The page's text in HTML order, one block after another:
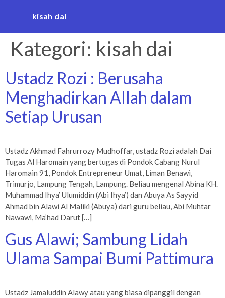
kisah dai
Kategori: kisah dai
Ustadz Rozi : Berusaha
Menghadirkan Allah dalam
Setiap Urusan
Ustadz Akhmad Fahrurrozy Mudhoffar, ustadz Rozi adalah Dai
Tugas Al Haromain yang bertugas di Pondok Cabang Nurul
Haromain 91, Pondok Entrepreneur Umat, Liman Benawi,
Trimurjo, Lampung Tengah, Lampung. Beliau mengenal Abina KH.
Muhammad Ihya’ Ulumiddin (Abi Ihya’) dan Abuya As Sayyid
Ahmad bin Alawi Al Maliki (Abuya) dari guru beliau, Abi Muhtar
Nawawi, Ma’had Darut […]
Gus Alawi; Sambung Lidah
Ulama Sampai Bumi Pattimura
Ustadz Jamaluddin Alawy atau yang biasa dipanggil dengan